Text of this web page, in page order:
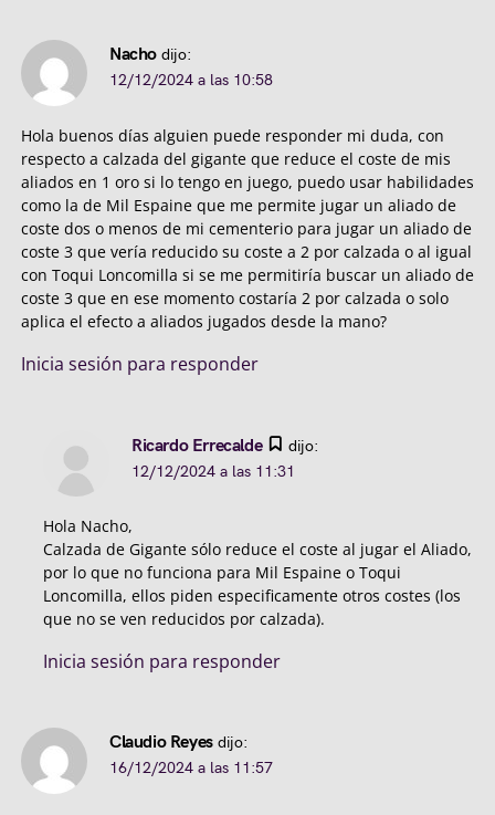
Nacho dijo:
12/12/2024 a las 10:58
Hola buenos días alguien puede responder mi duda, con
respecto a calzada del gigante que reduce el coste de mis
aliados en 1 oro si lo tengo en juego, puedo usar habilidades
como la de Mil Espaine que me permite jugar un aliado de
coste dos o menos de mi cementerio para jugar un aliado de
coste 3 que vería reducido su coste a 2 por calzada o al igual
con Toqui Loncomilla si se me permitiría buscar un aliado de
coste 3 que en ese momento costaría 2 por calzada o solo
aplica el efecto a aliados jugados desde la mano?
Inicia sesión para responder
Ricardo Errecalde
dijo:
12/12/2024 a las 11:31
Hola Nacho,
Calzada de Gigante sólo reduce el coste al jugar el Aliado,
por lo que no funciona para Mil Espaine o Toqui
Loncomilla, ellos piden especificamente otros costes (los
que no se ven reducidos por calzada).
Inicia sesión para responder
Claudio Reyes dijo:
16/12/2024 a las 11:57